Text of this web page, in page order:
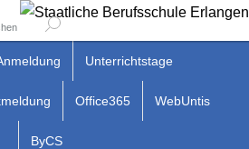
Unterrichtstage
Office365 WebUntis
ByCS